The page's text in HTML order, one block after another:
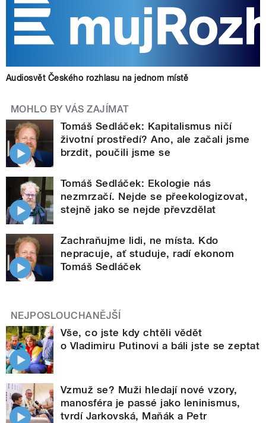
Audiosvět Českého rozhlasu na jednom místě
MOHLO BY VÁS ZAJÍMAT
Tomáš Sedláček: Kapitalismus ničí
životní prostředí? Ano, ale začali jsme
brzdit, poučili jsme se
Tomáš Sedláček: Ekologie nás
nezmrzačí. Nejde se přeekologizovat,
stejně jako se nejde převzdělat
Zachraňujme lidi, ne místa. Kdo
nepracuje, ať studuje, radí ekonom
Tomáš Sedláček
NEJPOSLOUCHANĚJŠÍ
Vše, co jste kdy chtěli vědět
o Vladimiru Putinovi a báli jste se zeptat
Vzmuž se? Muži hledají nové vzory,
manosféra je passé jako leninismus,
tvrdí Jarkovská, Maňák a Petr